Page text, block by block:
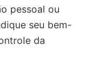
pessoal ou
seu bem-
da